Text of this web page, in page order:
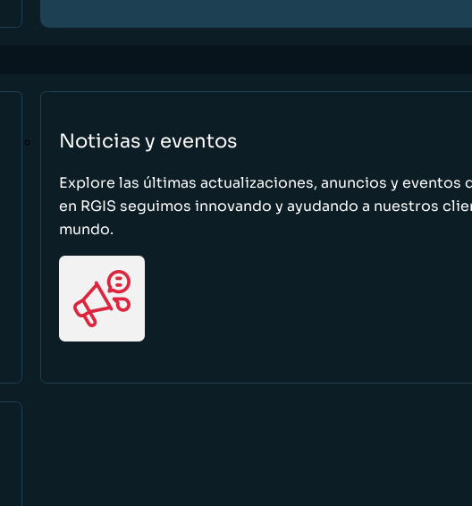
Noticias y eventos
Explore las últimas actualizaciones, anuncios y eventos
en RGIS seguimos innovando y ayudando a nuestros
mundo.